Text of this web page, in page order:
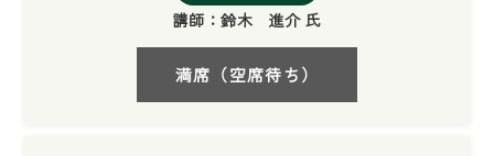
講師：鈴木 進介 氏
満席（空席待ち）